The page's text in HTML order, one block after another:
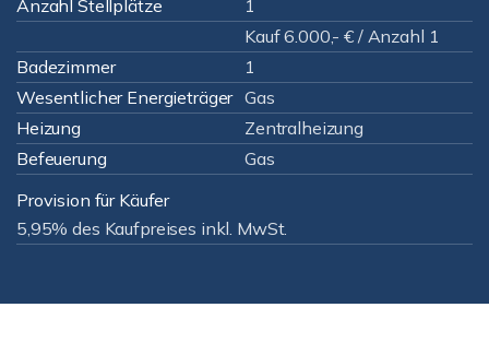
Anzahl Stellplätze
1
Kauf 6.000,- € / Anzahl 1
Badezimmer
1
Wesentlicher Energieträger Gas
Heizung
Zentralheizung
Befeuerung
Gas
Provision für Käufer
5,95% des Kaufpreises inkl. MwSt.